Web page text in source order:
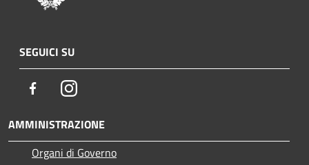
SEGUICI SU
FacebookInstagram
AMMINISTRAZIONE
Organi di Governo